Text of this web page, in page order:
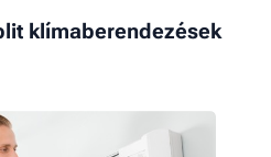
klímaberendezések